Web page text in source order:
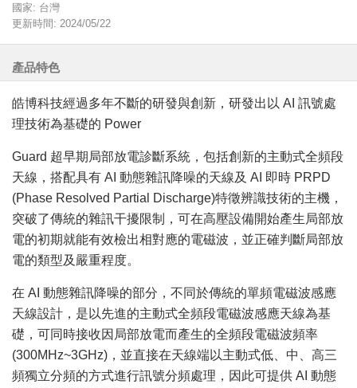
國家: 台灣
更新時間: 2024/05/22
產品特色
皓博科技經過多年不斷的研發與創新，研發出以 AI 訊號處
理技術為基礎的 Power
Guard 超早期局部放電診斷系統，包括創新的主動式全頻段
天線，搭配具有 AI 動態雜訊降噪的天線及 AI 即時 PRPD
(Phase Resolved Partial Discharge)特徵辨識技術的主機，
突破了傳統的雜訊干擾限制，可在高壓設備開始產生局部放
電的初期就能有效檢出相對應的電磁波，並正確判斷局部放
電的類型及嚴重程度。
在 AI 動態雜訊降噪的部分，不同於傳統的單頻電磁波感應
天線設計，是以先進的主動式全頻段電磁波感應天線為基
礎，可同時接收因局部放電而產生的全頻段電磁波頻率
(300MHz~3GHz)，並直接在天線端以主動式低、中、高三
頻獨立分頻的方式進行訊號分頻處理，因此可提供 AI 動態